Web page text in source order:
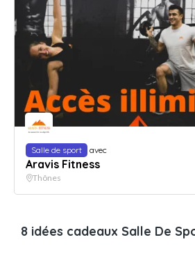
Salle de sport avec
Aravis Fitness
Thônes
8 idées cadeaux Salle De